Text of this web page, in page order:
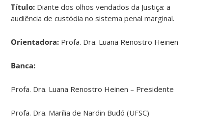
Título: Diante dos olhos vendados da Justiça: a
audiência de custódia no sistema penal marginal.
Orientadora: Profa. Dra. Luana Renostro Heinen
Banca:
Profa. Dra. Luana Renostro Heinen – Presidente
Profa. Dra. Marília de Nardin Budó (UFSC)